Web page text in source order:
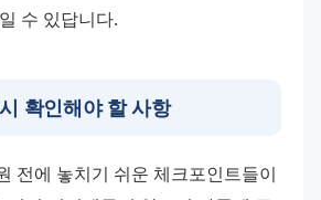
수 있답니다.
확인해야 할 사항
전에 놓치기 쉬운 체크포인트들이